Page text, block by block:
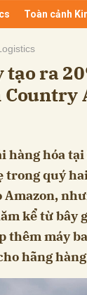
Toàn cảnh
tạo ra
Country
hàng hóa
quý
Amazon,
kể từ bây
thêm máy
hãng